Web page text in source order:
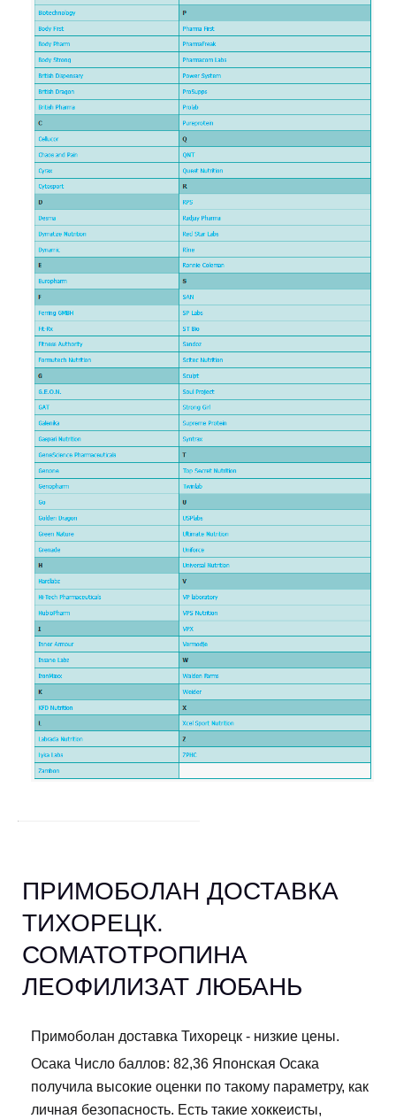
ПРИМОБОЛАН ДОСТАВКА
ТИХОРЕЦК.
СОМАТОТРОПИНА
ЛЕОФИЛИЗАТ ЛЮБАНЬ
Примоболан доставка Тихорецк - низкие цены.
Осака Число баллов: 82,36 Японская Осака
получила высокие оценки по такому параметру, как
личная безопасность. Есть такие хоккеисты,